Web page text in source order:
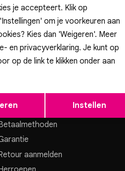
Aanmelden
dit in onze privacyverklaring.
retourneren in onze winkel
aanmelden
Opslaan
je accepteert. Klik op
om je voorkeuren aan
Kies dan 'Weigeren'. Meer
en privacyverklaring. Je kunt op
op de link te klikken onder aan
Instellen